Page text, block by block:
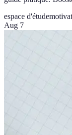
espace d'étude
Aug 7